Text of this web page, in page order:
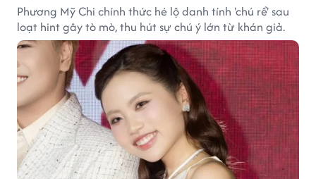
Phương Mỹ Chi chính thức hé lộ danh tính 'chú rể' sau
loạt hint gây tò mò, thu hút sự chú ý lớn từ khán giả.